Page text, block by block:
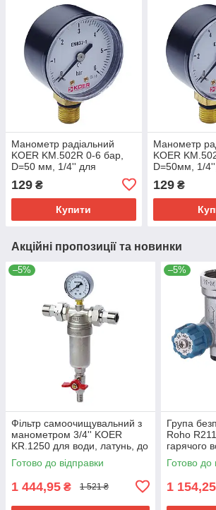
Манометр радіальний
KOER KM.502R 0-6 бар,
D=50 мм, 1/4'' для
трубопроводів (KR0208)
129 ₴
Купити
Манометр
KOER
D=50мм, 1/
129₴
Акційні пропозиції та новинки
–5%
Фільтр самоочищувальний з
манометром 3/4'' KOER
KR.1250 для води, латунь, до
10 бар (KR2657)
Готово до відправки
1 444,95 ₴ 1 521 ₴
–5%
Група
Roho
гарячого
бар
Готово до
1 154,25